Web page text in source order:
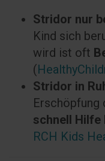
Stridor nur
Kind sich
wird ist oft
(
Stridor in
Erschöpfung
schnell Hilfe
RCH Kids